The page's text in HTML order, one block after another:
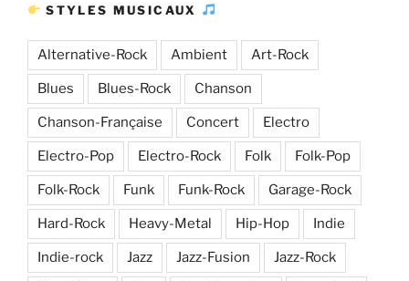
STYLES MUSICAUX
Alternative-Rock Ambient Art-Rock
Blues Blues-Rock Chanson
Chanson-Française Concert Electro
Electro-Pop Electro-Rock Folk Folk-Pop
Folk-Rock Funk Funk-Rock Garage-Rock
Hard-Rock Heavy-Metal Hip-Hop Indie
Indie-rock Jazz Jazz-Fusion Jazz-Rock